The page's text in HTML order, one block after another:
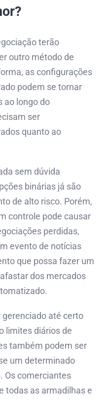
terão
outro método de
as configurações
podem se tornar
ao longo do
ser
quanto ao
sem dúvida
binárias já são
de alto risco. Porém,
controle pode causar
perdidas,
evento de notícias
que possa fazer um
dos mercados
gerenciado até certo
limites diários de
também podem ser
um determinado
Os comerciantes
todas as armadilhas e